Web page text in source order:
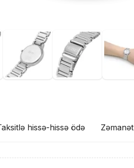
hissə-hissə ödə Zəmanət